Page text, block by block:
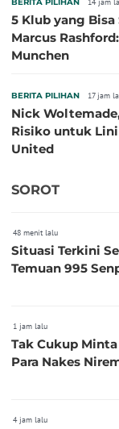
BERITA PILIHAN 14 jam
5 Klub yang
Marcus
Munchen
BERITA PILIHAN 17 jam
Nick
Risiko untuk
United
SOROT
48 menit lalu
Situasi Terkini
Temuan 995
1 jam lalu
Tak Cukup
Para Nakes
4 jam lalu